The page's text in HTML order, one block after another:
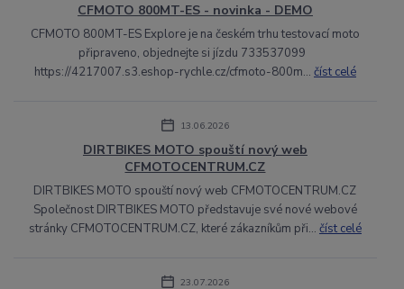
CFMOTO 800MT-ES - novinka - DEMO
CFMOTO 800MT-ES Explore je na českém trhu testovací moto
připraveno, objednejte si jízdu 733537099
https://4217007.s3.eshop-rychle.cz/cfmoto-800m... číst celé
13.06.2026
DIRTBIKES MOTO spouští nový web
CFMOTOCENTRUM.CZ
DIRTBIKES MOTO spouští nový web CFMOTOCENTRUM.CZ
Společnost DIRTBIKES MOTO představuje své nové webové
stránky CFMOTOCENTRUM.CZ, které zákazníkům při... číst celé
23.07.2026